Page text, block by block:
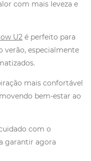
com mais leveza e
U2 é perfeito para
verão, especialmente
mais confortável
bem-estar ao
com o
garantir agora